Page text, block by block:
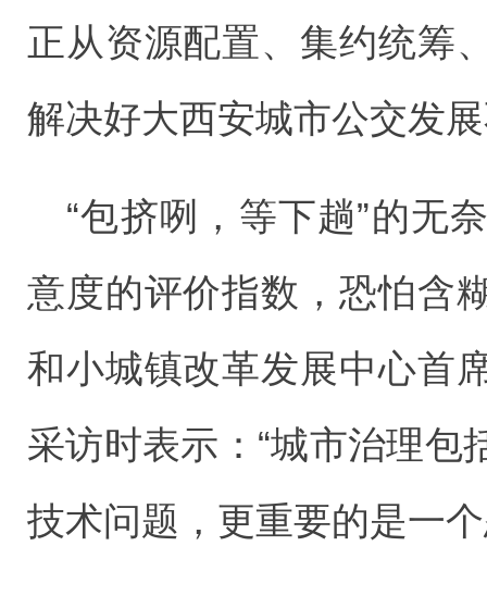
正从资源配置、集约统筹
解决好大西安城市公交发
“包挤咧，等下趟”的无
意度的评价指数，恐怕含
和小城镇改革发展中心首
采访时表示：“城市治理包
技术问题，更重要的是一